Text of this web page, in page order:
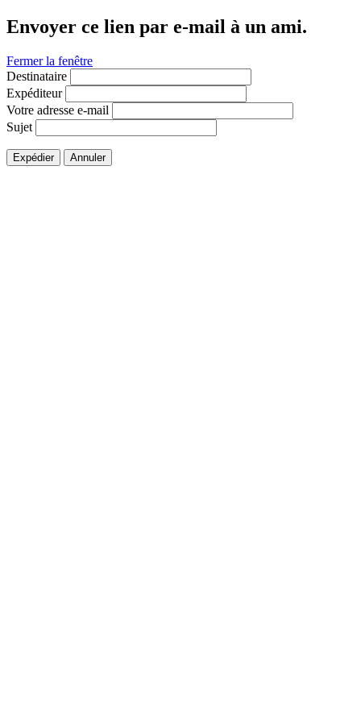
Envoyer ce lien par e-mail à un ami.
Fermer la fenêtre
Destinataire
Expéditeur
Votre adresse e-mail
Sujet
Expédier Annuler